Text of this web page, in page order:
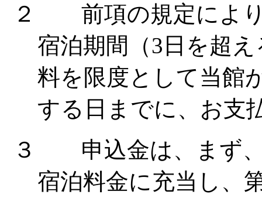
２ 前項の規定により
宿泊期間（3 日を超
料を限度として当館
する日までに、お支
３ 申込金は、まず、
宿泊料金に充当し、